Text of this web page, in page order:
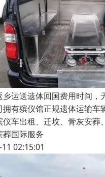
乡运送遗体回国费用时间，
拥有殡仪馆正规遗体运输
仪车出租、迁坟、骨灰安
葬国际服务
02:15:01